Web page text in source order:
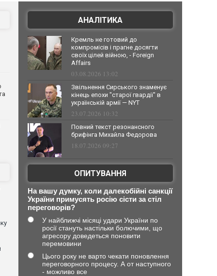
АНАЛІТИКА
Кремль не готовий до
компромісів і прагне досягти
своїх цілей війною, - Foreign
Affairs
03.08.2026 13:02
Звільнення Сирського знаменує
кінець епохи "старої гвардії" в
українській армії — NYT
23.07.2026 10:32
Повний текст резонансного
брифінга Михайла Федорова
18.07.2026 09:27
ОПИТУВАННЯ
На вашу думку, коли далекобійні санкції
України примусять росію сісти за стіл
переговорів?
У найближчі місяці удари України по
росії стануть настільки болючими, що
агресору доведеться поновити
перемовини
Цього року не варто чекати поновлення
переговорного процесу. А от наступного
- можливо все